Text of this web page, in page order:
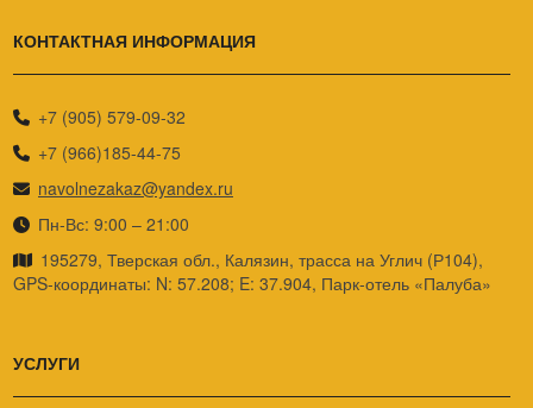
КОНТАКТНАЯ ИНФОРМАЦИЯ
+7 (905) 579-09-32
+7 (966)185-44-75
navolnezakaz@yandex.ru
Пн-Вс: 9:00 – 21:00
195279, Тверская обл., Калязин, трасса на Углич (Р104),
GPS-координаты: N: 57.208; E: 37.904, Парк-отель «Палуба»
УСЛУГИ